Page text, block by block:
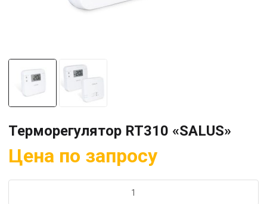
Терморегулятор RT310 «SALUS»
Цена по запросу